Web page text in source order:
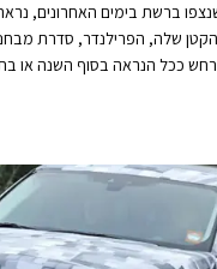
ברשת בימים האחרונים,
שלה, הפרילנדר, סדרת מבחנים